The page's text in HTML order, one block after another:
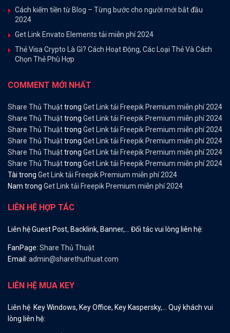
Cách kiếm tiền từ Blog – Từng bước cho người mới bắt đầu
2024
Get Link Envato Elements tải miễn phí 2024
Thẻ Visa Crypto Là Gì? Cách Hoạt Động, Các Loại Thẻ Và Cách
Chọn Thẻ Phù Hợp
COMMENT MỚI NHẤT
Share Thủ Thuậttrong Get Link tải Freepik Premium miễn phí 2024
Share Thủ Thuậttrong Get Link tải Freepik Premium miễn phí 2024
Share Thủ Thuậttrong Get Link tải Freepik Premium miễn phí 2024
Share Thủ Thuậttrong Get Link tải Freepik Premium miễn phí 2024
Share Thủ Thuậttrong Get Link tải Freepik Premium miễn phí 2024
Share Thủ Thuậttrong Get Link tải Freepik Premium miễn phí 2024
Tài trong Get Link tải Freepik Premium miễn phí 2024
Nam trong Get Link tải Freepik Premium miễn phí 2024
LIÊN HỆ HỢP TÁC
Liên hệ Guest Post, Backlink, Banner,… Đối tác vui lòng liên hệ:
FanPage: Share Thủ Thuật
Email: admin@sharethuthuat.com
LIÊN HỆ MUA KEY
Liên hệ Key Windows, Key Office, Key Kaspersky,… Quý khách vui
lòng liên hệ: